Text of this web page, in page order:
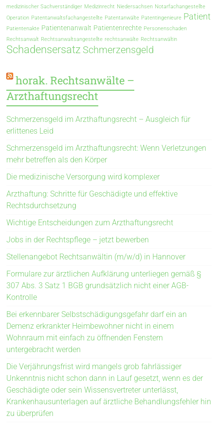
medizinischer Sachverständiger Medizinrecht Niedersachsen Notarfachangestellte
Operation Patentanwaltsfachangestellte Patentanwälte Patentingenieure Patient
Patientenakte Patientenanwalt Patientenrechte Personenschaden
Rechtsanwalt Rechtsanwaltsangestellte rechtsanwälte Rechtsanwältin
Schadensersatz Schmerzensgeld
horak. Rechtsanwälte –
Arzthaftungsrecht
Schmerzensgeld im Arzthaftungsrecht – Ausgleich für
erlittenes Leid
Schmerzensgeld im Arzthaftungsrecht: Wenn Verletzungen
mehr betreffen als den Körper
Die medizinische Versorgung wird komplexer
Arzthaftung: Schritte für Geschädigte und effektive
Rechtsdurchsetzung
Wichtige Entscheidungen zum Arzthaftungsrecht
Jobs in der Rechtspflege – jetzt bewerben
Stellenangebot Rechtsanwältin (m/w/d) in Hannover
Formulare zur ärztlichen Aufklärung unterliegen gemäß §
307 Abs. 3 Satz 1 BGB grundsätzlich nicht einer AGB-
Kontrolle
Bei erkennbarer Selbstschädigungsgefahr darf ein an
Demenz erkrankter Heimbewohner nicht in einem
Wohnraum mit einfach zu öffnenden Fenstern
untergebracht werden
Die Verjährungsfrist wird mangels grob fahrlässiger
Unkenntnis nicht schon dann in Lauf gesetzt, wenn es der
Geschädigte oder sein Wissensvertreter unterlässt,
Krankenhausunterlagen auf ärztliche Behandlungsfehler hin
zu überprüfen